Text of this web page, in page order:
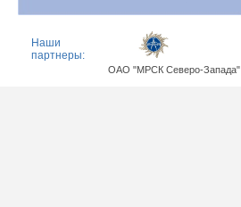
Наши
партнеры:
ОАО "МРСК Северо-Запада"